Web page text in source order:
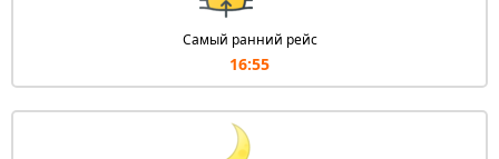
Самый ранний рейс
16:55